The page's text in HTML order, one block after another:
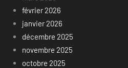
février 2026
janvier 2026
décembre 2025
novembre 2025
octobre 2025